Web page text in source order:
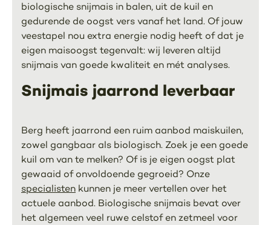
biologische snijmais in balen, uit de kuil en
gedurende de oogst vers vanaf het land. Of jouw
veestapel nou extra energie nodig heeft of dat je
eigen maisoogst tegenvalt: wij leveren altijd
snijmais van goede kwaliteit en mét analyses.
Snijmais jaarrond leverbaar
Berg heeft jaarrond een ruim aanbod maiskuilen,
zowel gangbaar als biologisch. Zoek je een goede
kuil om van te melken? Of is je eigen oogst plat
gewaaid of onvoldoende gegroeid? Onze
specialisten kunnen je meer vertellen over het
actuele aanbod. Biologische snijmais bevat over
het algemeen veel ruwe celstof en zetmeel voor